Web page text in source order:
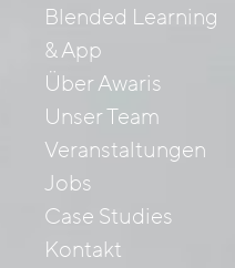
Blended Learning
& App
Über Awaris
Unser Team
Veranstaltungen
Jobs
Case Studies
Kontakt